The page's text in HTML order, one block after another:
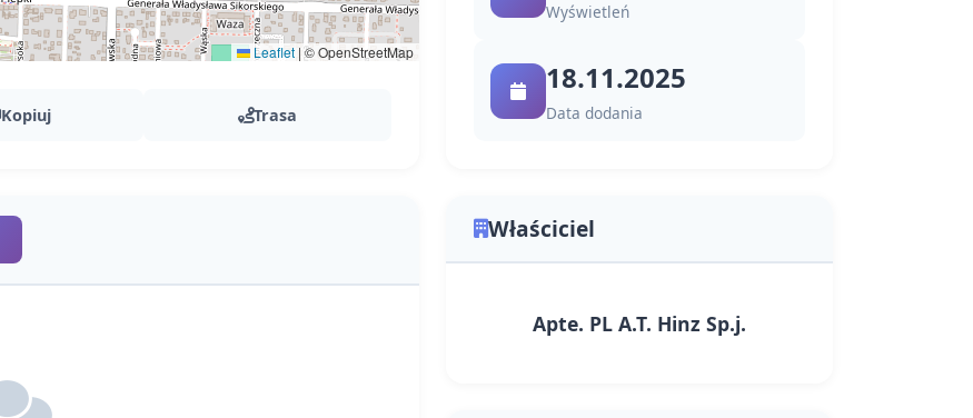
Leaflet |© OpenStreetMap
Kopiuj Trasa
Wyświetleń
18.11.2025
Data dodania
Właściciel
Apte. PL A.T. Hinz Sp.j.